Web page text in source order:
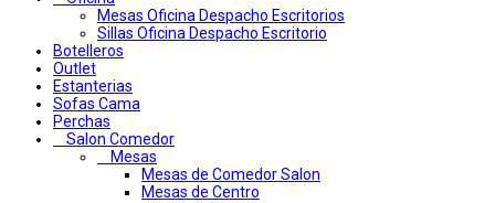
Mesas Oficina Despacho Escritorios
Sillas Oficina Despacho Escritorio
Botelleros
Outlet
Estanterias
Sofas Cama
Perchas
Salon Comedor
Mesas
Mesas de Comedor Salon
Mesas de Centro